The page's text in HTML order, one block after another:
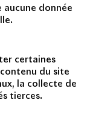
aucune donnée
certaines
du site
la collecte de
tierces.